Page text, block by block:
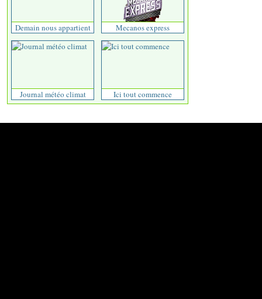
Demain nous appartient Mecanos express
Journal météo climat Ici tout commence